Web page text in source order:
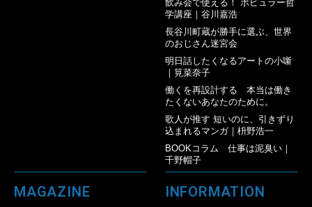
飲み会で使える！ ポピュラー哲
学講座｜谷川嘉浩
長谷川町蔵が勝手に選ぶ、世界
のおじさん迷宮会
明日話したくなるアートの小噺
｜筧菜奈子
働くを再設計する 本当は働き
たくないあなたのために。
歌人が推す 短いのに、引きずり
込まれるマンガ｜枡野浩一
BOOKコラム 仕事は泥臭い｜
千野帽子
MAGAZINE INFORMATION